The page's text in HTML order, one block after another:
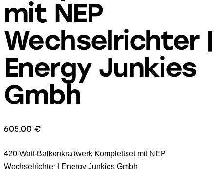
mit NEP
Wechselrichter |
Energy Junkies
Gmbh
605.00 €
420-Watt-Balkonkraftwerk Komplettset mit NEP
Wechselrichter | Energy Junkies Gmbh